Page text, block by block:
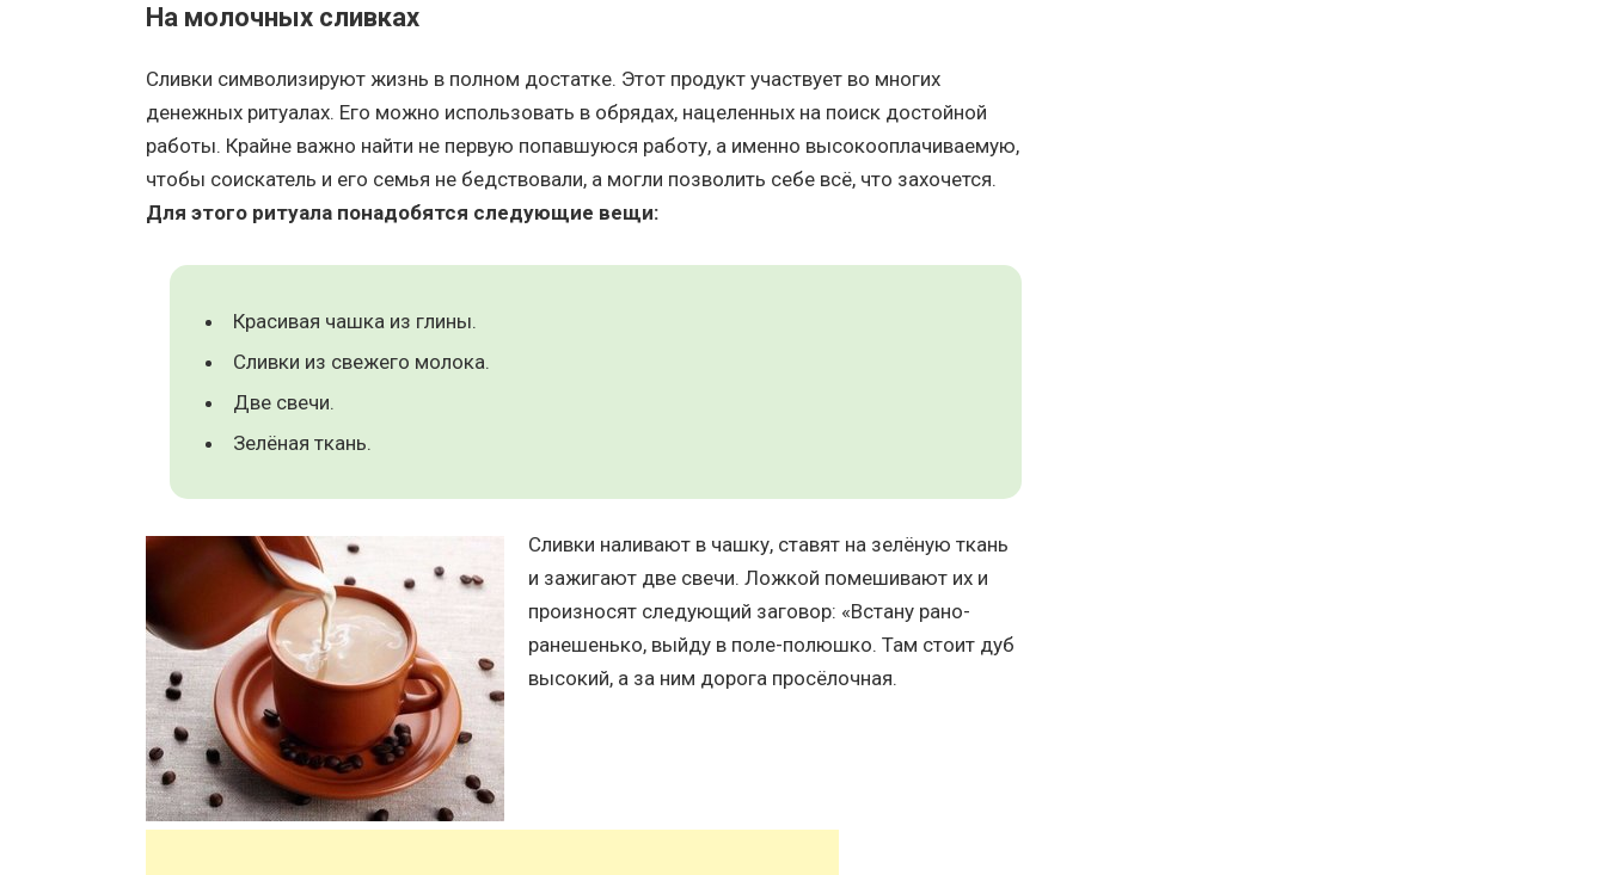
На молочных сливках
Сливки символизируют жизнь в полном достатке. Этот продукт участвует во многих
денежных ритуалах. Его можно использовать в обрядах, нацеленных на поиск достойной
работы. Крайне важно найти не первую попавшуюся работу, а именно высокооплачиваемую,
чтобы соискатель и его семья не бедствовали, а могли позволить себе всё, что захочется.
Для этого ритуала понадобятся следующие вещи:
Красивая чашка из глины.
Сливки из свежего молока.
Две свечи.
Зелёная ткань.
Сливки наливают в чашку, ставят на зелёную ткань
и зажигают две свечи. Ложкой помешивают их и
произносят следующий заговор: «Встану рано-
ранешенько, выйду в поле-полюшко. Там стоит дуб
высокий, а за ним дорога просёлочная.